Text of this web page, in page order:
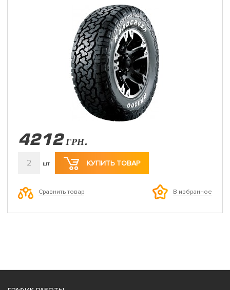
4212 ГРН.
2 шт КУПИТЬ ТОВАР
Сравнить товар В избранное